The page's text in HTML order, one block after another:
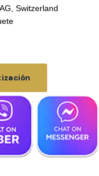
Switzerland